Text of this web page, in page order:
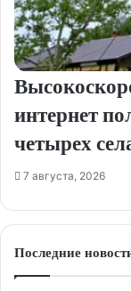
интернет
четырех
7 августа, 2026
Последние